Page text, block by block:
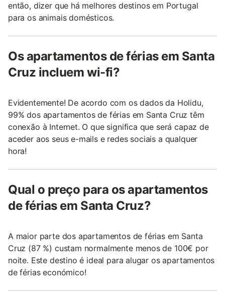
então, dizer que há melhores destinos em Portugal
para os animais domésticos.
Os apartamentos de férias em Santa
Cruz incluem wi-fi?
Evidentemente! De acordo com os dados da Holidu,
99% dos apartamentos de férias em Santa Cruz têm
conexão à Internet. O que significa que será capaz de
aceder aos seus e-mails e redes sociais a qualquer
hora!
Qual o preço para os apartamentos
de férias em Santa Cruz?
A maior parte dos apartamentos de férias em Santa
Cruz (87 %) custam normalmente menos de 100€ por
noite. Este destino é ideal para alugar os apartamentos
de férias económico!